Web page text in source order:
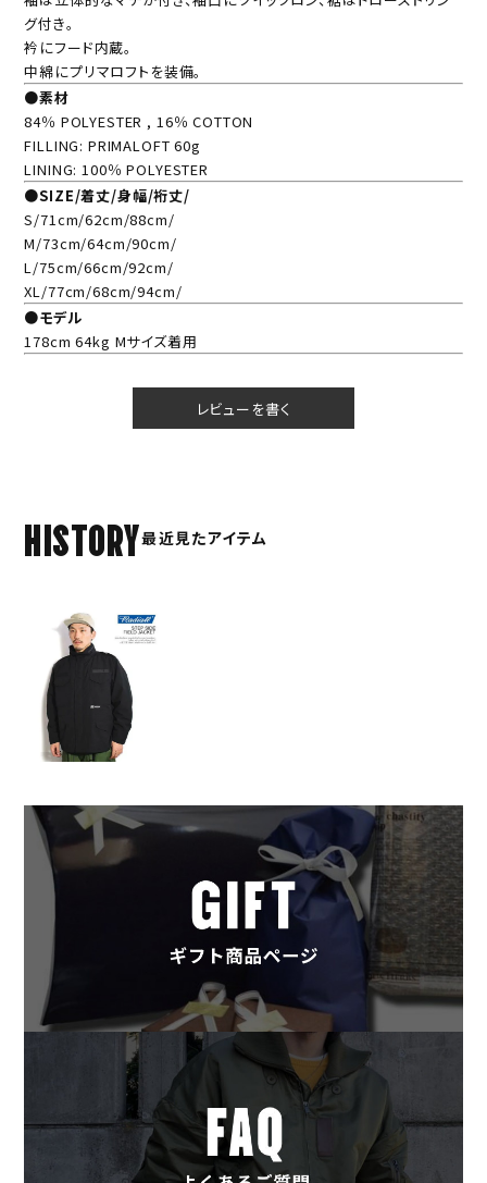
グ付き。
衿にフード内蔵。
中綿にプリマロフトを装備。
●素材
84％ POLYESTER , 16％ COTTON
FILLING: PRIMALOFT 60g
LINING: 100％ POLYESTER
●SIZE/着丈/身幅/裄丈/
S/71cm/62cm/88cm/
M/73cm/64cm/90cm/
L/75cm/66cm/92cm/
XL/77cm/68cm/94cm/
●モデル
178cm 64kg Mサイズ着用
レビューを書く
HISTORY最近見たアイテム